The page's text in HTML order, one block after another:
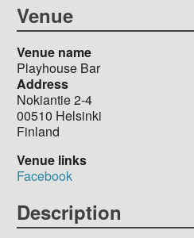
Venue
Venue name
Playhouse Bar
Address
Nokiantie 2-4
00510 Helsinki
Finland
Venue links
Facebook
Description